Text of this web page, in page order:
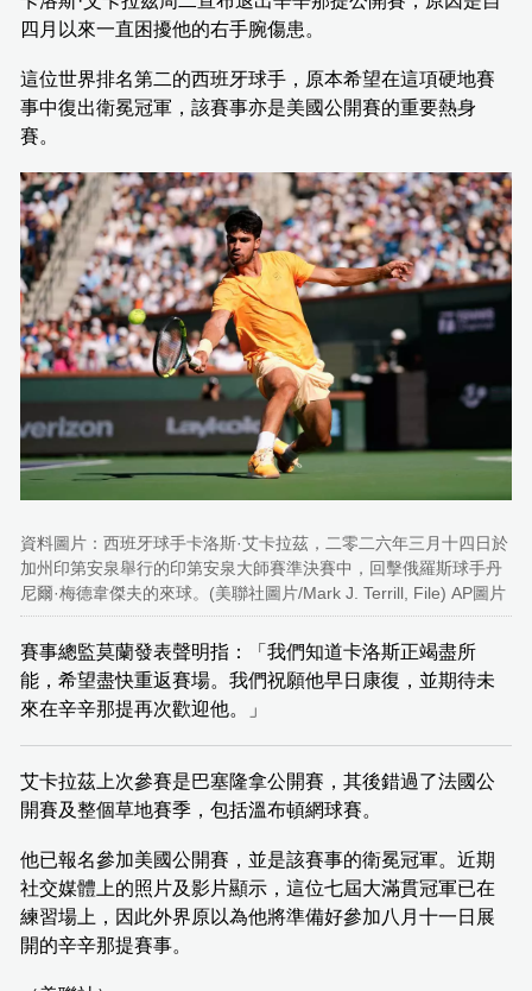
四月以來一直困擾他的右手腕傷患。
這位世界排名第二的西班牙球手，原本希望在這項硬地賽
事中復出衛冕冠軍，該賽事亦是美國公開賽的重要熱身
賽。
資料圖片：西班牙球手卡洛斯·艾卡拉茲，二零二六年三月十四日於
加州印第安泉舉行的印第安泉大師賽準決賽中，回擊俄羅斯球手丹
尼爾·梅德韋傑夫的來球。(美聯社圖片/Mark J. Terrill, File) AP圖片
賽事總監莫蘭發表聲明指：「我們知道卡洛斯正竭盡所
能，希望盡快重返賽場。我們祝願他早日康復，並期待未
來在辛辛那提再次歡迎他。」
艾卡拉茲上次參賽是巴塞隆拿公開賽，其後錯過了法國公
開賽及整個草地賽季，包括溫布頓網球賽。
他已報名參加美國公開賽，並是該賽事的衛冕冠軍。近期
社交媒體上的照片及影片顯示，這位七屆大滿貫冠軍已在
練習場上，因此外界原以為他將準備好參加八月十一日展
開的辛辛那提賽事。